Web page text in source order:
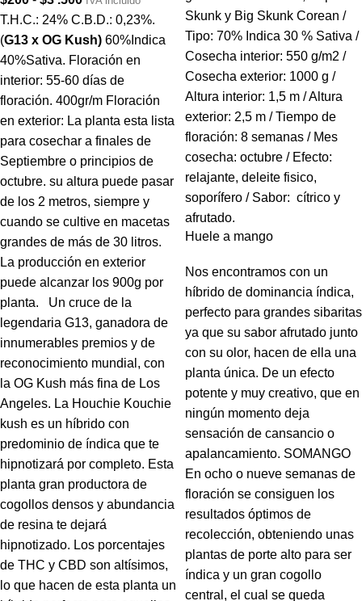
T.H.C.: 24% C.B.D.: 0,23%.
(G13 x OG Kush) 60%Indica
40%Sativa. Floración en
interior: 55-60 días de
floración. 400gr/m Floración
en exterior: La planta esta lista
para cosechar a finales de
Septiembre o principios de
octubre. su altura puede pasar
de los 2 metros, siempre y
cuando se cultive en macetas
grandes de más de 30 litros.
La producción en exterior
puede alcanzar los 900g por
planta. Un cruce de la
legendaria G13, ganadora de
innumerables premios y de
reconocimiento mundial, con
la OG Kush más fina de Los
Angeles. La Houchie Kouchie
kush es un híbrido con
predominio de índica que te
hipnotizará por completo. Esta
planta gran productora de
cogollos densos y abundancia
de resina te dejará
hipnotizado. Los porcentajes
de THC y CBD son altísimos,
lo que hacen de esta planta un
Skunk y Big Skunk Corean /
Tipo: 70% Indica 30 % Sativa /
Cosecha interior: 550 g/m2 /
Cosecha exterior: 1000 g /
Altura interior: 1,5 m / Altura
exterior: 2,5 m / Tiempo de
floración: 8 semanas / Mes
cosecha: octubre / Efecto:
relajante, deleite fisico,
soporífero / Sabor: cítrico y
afrutado.
Huele a mango
Nos encontramos con un
híbrido de dominancia índica,
perfecto para grandes sibaritas
ya que su sabor afrutado junto
con su olor, hacen de ella una
planta única. De un efecto
potente y muy creativo, que en
ningún momento deja
sensación de cansancio o
apalancamiento. SOMANGO
En ocho o nueve semanas de
floración se consiguen los
resultados óptimos de
recolección, obteniendo unas
plantas de porte alto para ser
índica y un gran cogollo
central, el cual se queda